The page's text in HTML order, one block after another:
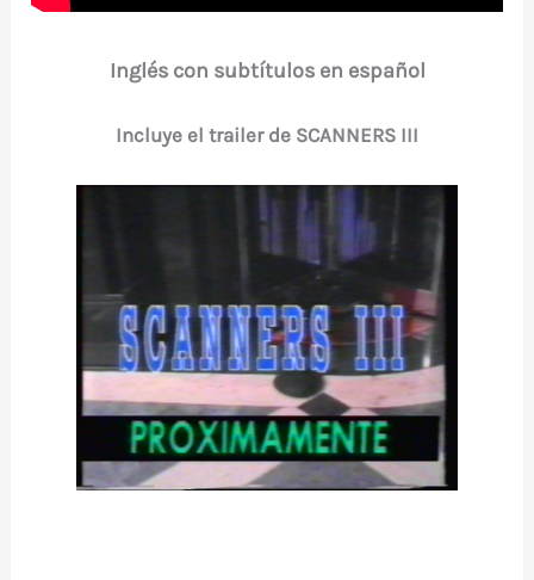
Inglés con subtítulos en español
Incluye el trailer de SCANNERS III